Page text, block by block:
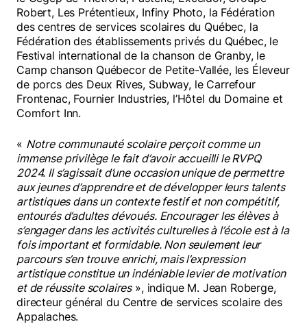
Robert, Les Prétentieux, Infiny Photo, la Fédération
des centres de services scolaires du Québec, la
Fédération des établissements privés du Québec, le
Festival international de la chanson de Granby, le
Camp chanson Québecor de Petite-Vallée, les Éleveur
de porcs des Deux Rives, Subway, le Carrefour
Frontenac, Fournier Industries, l’Hôtel du Domaine et
Comfort Inn.
« Notre communauté scolaire perçoit comme un
immense privilège le fait d’avoir accueilli le RVPQ
2024. Il s’agissait d’une occasion unique de permettre
aux jeunes d’apprendre et de développer leurs talents
artistiques dans un contexte festif et non compétitif,
entourés d’adultes dévoués. Encourager les élèves à
s’engager dans les activités culturelles à l’école est à la
fois important et formidable. Non seulement leur
parcours s’en trouve enrichi, mais l’expression
artistique constitue un indéniable levier de motivation
et de réussite scolaires», indique M. Jean Roberge,
directeur général du Centre de services scolaire des
Appalaches.